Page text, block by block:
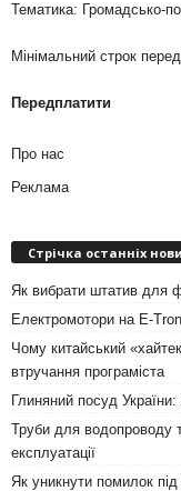
Тематика: Громадсько-
Мінімальний строк
Передплатити
Про нас
Реклама
Стрічка останніх
Як вибрати штатив для
Електромотори на E-
Чому китайський
втручання програміста
Глиняний посуд
Труби для водопроводу
експлуатації
Як уникнути помилок